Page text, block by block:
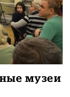
музеи